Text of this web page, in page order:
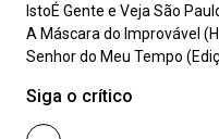
IstoÉ Gente e Veja São
A Máscara do Improvável
Senhor do Meu Tempo
Siga o crítico